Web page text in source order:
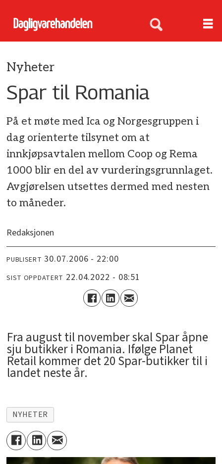
Nyheter
Spar til Romania
På et møte med Ica og Norgesgruppen i
dag orienterte tilsynet om at
innkjøpsavtalen mellom Coop og Rema
1000 blir en del av vurderingsgrunnlaget.
Avgjørelsen utsettes dermed med nesten
to måneder.
Redaksjonen
PUBLISERT 30.07.2006 - 22:00
SIST OPPDATERT 22.04.2022 - 08:51
Fra august til november skal Spar åpne
sju butikker i Romania. Ifølge Planet
Retail kommer det 20 Spar-butikker til i
landet neste år.
NYHETER